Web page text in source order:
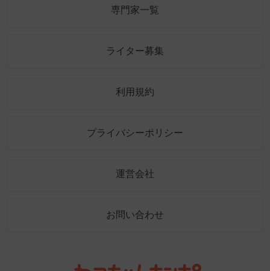
専門家一覧
ライター募集
利用規約
プライバシーポリシー
運営会社
お問い合わせ